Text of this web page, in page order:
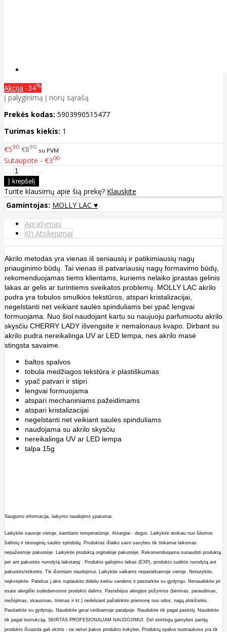
Akcija -34%
Į palyginimą Į norų sąrašą
Prekės kodas: 5903990515477
Turimas kiekis: 1
€590 €890 su PVM
Sutaupote - €300
Turite klausimų apie šią prekę? Klauskite
Gamintojas: MOLLY LAC ♥
Aprašymas
(0) Atsiliepimai
Akrilo metodas yra vienas iš seniausių ir patikimiausių nagų
priauginimo būdų. Tai vienas iš patvariausių nagų formavimo būdų,
rekomenduojamas tiems klientams, kuriems nelaiko įprastas gelinis
lakas ar gelis ar turintiems sveikatos problemų. MOLLY LAC akrilo
pudra yra tobulos smulkios tekstūros, atspari kristalizacijai,
negelstanti net veikiant saulės spinduliams bei ypač lengvai
formuojama. Nuo šiol naudojant kartu su naujuoju parfumuotu akrilo
skysčiu CHERRY LADY išvengsite ir nemalonaus kvapo. Dirbant su
akrilo pudra nereikalinga UV ar LED lempa, nes akrilo masė
stingsta savaime.
baltos spalvos
tobula medžiagos tekstūra ir plastiškumas
ypač patvari ir stipri
lengvai formuojama
atspari mechaniniams pažeidimams
atspari kristalizacijai
negelstanti net veikiant saulės spinduliams
naudojama su akrilo skysčiu
nereikalinga UV ar LED lempa
talpa 15g
Saugumo informacija, laikymo naudojimo ypatumai.
Laikykite sausoje vietoje, kambario temperatūroje. Atsargiai - degus. Laikykite atokiau nuo šilumos
šaltinių ir tiesioginių saulės spindulių. Produktas išlaiko savo savybes tik tinkamai laikomas
nepažeistoje pakuotėje. Laikykite produktą orginalioje pakuotėje. Rekomenduojama sunaudoti produktą
per ant pakuotės nurodytą laikotarpį . Produkto galiojimo laikas (EXP), produkto sudėtis nurodytą ant
pakuotės/etiketės. Tik išoriniam naudojimui. Laikykite vaikams nepasiekiamoje vietoje. Nenurykite,
neįkvėpkite. Patekus į akis nuplaukite dideliu kiekiu vandens ir pasitarkite su gydytoju. Nenaudokite jei
esate alergiški sudedamosios produkto dalims. Pastebėjus alergijos požymius (bėrimas, paraudimas,
niežėjimas, skausmas, tinimas ir kt.) nedelsiant pašalinkite priemonę nuo odos, nagų plokštelės.
Pasitarkite su gydytoju. Naudokite gerai vėdinamoje patalpoje. Naudokite tik pagal paskirtį. Naudokite
tik pagal instrukciją. SKIRTAS PROFESIONALIAM NAUDOJIMUI. Dėl skirtingų gamybos partijų
produkto išvaizda gali skirtis - tai neturi įtakos produkto kokybei. Produktų spalva nuotraukose yra tik